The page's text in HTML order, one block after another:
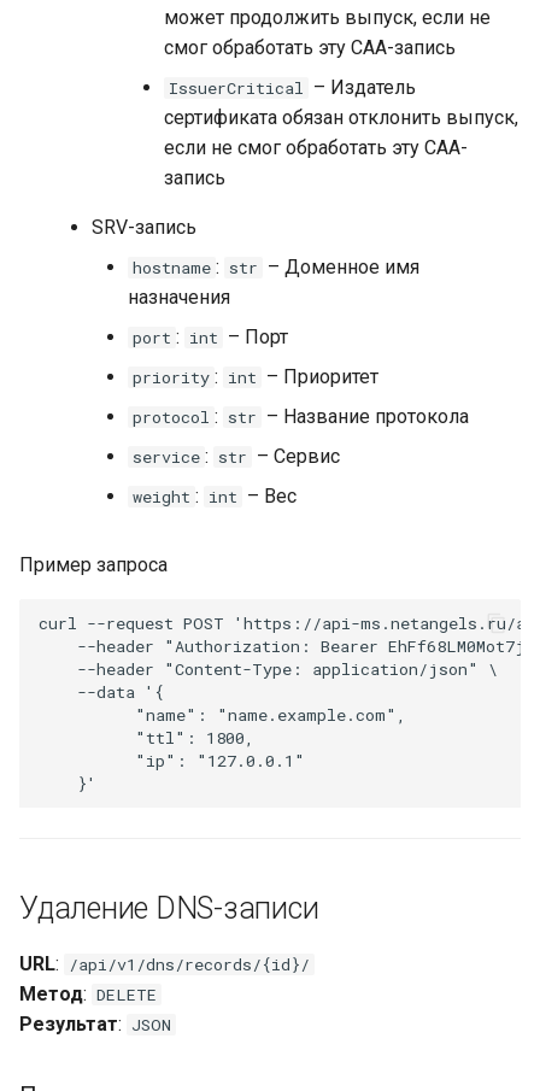
может продолжить выпуск, если не
смог обработать эту CAA-запись
IssuerCritical – Издатель
сертификата обязан отклонить выпуск,
если не смог обработать эту CAA-
запись
SRV-запись
hostname : str – Доменное имя
назначения
port : int – Порт
priority : int – Приоритет
protocol : str – Название протокола
service : str – Сервис
weight : int – Вес
Пример запроса
curl --request POST
'https://api-ms.netangels.ru/
--header
"Authorization: Bearer
--header
"Content-Type: application/json"
\
--data
'{
          "name": "name.example.com",
          "ttl": 1800,
          "ip": "127.0.0.1"
    }'
Удаление DNS-записи
URL: /api/v1/dns/records/{id}/
Метод: DELETE
Результат: JSON